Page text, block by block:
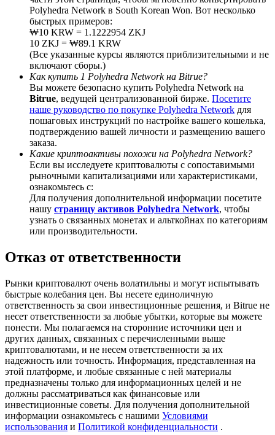
BTC Welcome Rewards
Deposit & Trade BTC to Share 25000 USDT prize pool!
Deposit CASHCAT & Win
Share 500000 CASHCAT prize pool
Exclusive for BitMart Users
Register & Trade to Win 500,000 USDT
Precious Metals Trading Carnival
Trade Gold & Silver · 33,333 USDT Bonus
USDT New User Exclusive 10% APR
USDT Flexible Staking | Daily Rewards
BTC New User Exclusive: 6.5% APR
Polyhedra Network в South Korean Won. Вот несколько
быстрых примеров:
₩10 KRW = 1.1222954 ZKJ
10 ZKJ = ₩89.1 KRW
(Все указанные курсы являются приблизительными и не
включают сборы.)
Как купить 1 Polyhedra Network на Bitrue?
Вы можете безопасно купить Polyhedra Network на
Bitrue, ведущей централизованной бирже. Посетите
наше руководство по покупке Polyhedra Network для
пошаговых инструкций по настройке вашего кошелька,
подтверждению вашей личности и размещению вашего
заказа.
Какие криптоактивы похожи на Polyhedra Network?
Если вы исследуете криптовалюты с сопоставимыми
рыночными капитализациями или характеристиками,
ознакомьтесь с:
Для получения дополнительной информации посетите
нашу страницу активов Polyhedra Network, чтобы
узнать о связанных монетах и альткойнах по категориям
или производительности.
Отказ от ответственности
Рынки криптовалют очень волатильны и могут испытывать
быстрые колебания цен. Вы несете единоличную
ответственность за свои инвестиционные решения, и Bitrue не
несет ответственности за любые убытки, которые вы можете
понести. Мы полагаемся на сторонние источники цен и
других данных, связанных с перечисленными выше
криптовалютами, и не несем ответственности за их
надежность или точность. Информация, представленная на
этой платформе, и любые связанные с ней материалы
предназначены только для информационных целей и не
должны рассматриваться как финансовые или
инвестиционные советы. Для получения дополнительной
информации ознакомьтесь с нашими Условиями
использования и Политикой конфиденциальности .